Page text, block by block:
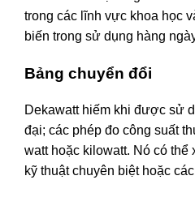
trong các lĩnh vực khoa học
biến trong sử dụng hàng
Bảng chuyển đổi
Dekawatt hiếm khi được sử
đại; các phép đo công suất
watt hoặc kilowatt. Nó có
kỹ thuật chuyên biệt hoặc